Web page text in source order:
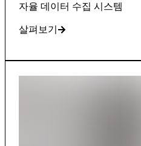
자율 데이터 수집 시스템
살펴보기